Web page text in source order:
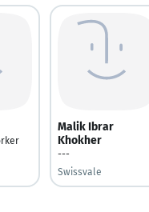
Malik Ibrar
Khokher
---
Swissvale